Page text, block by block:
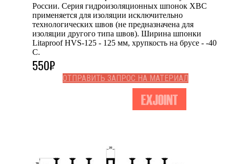
России. Серия гидроизоляционных шпонок ХВС
применяется для изоляции исключительно
технологических швов (не предназначена для
изоляции другого типа швов). Ширина шпонки
Litaproof HVS-125 - 125 мм, хрупкость на брусе - -40
С.
550₽
ОТПРАВИТЬ ЗАПРОС НА МАТЕРИАЛ